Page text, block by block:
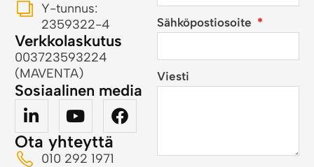
Y-tunnus:
2359322-4
Verkkolaskutus
003723593224
(MAVENTA)
Sosiaalinen media
Ota yhteyttä
010 292 1971
Sähköpostiosoite
Viesti